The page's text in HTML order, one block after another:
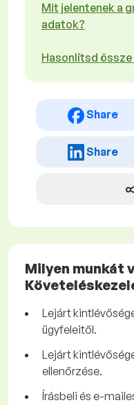
Mit jelentenek a
adatok?
Hasonlítsd
Share
Share
Milyen munkát
Lejárt
ügyfeleitől.
Lejárt
ellenőrzése.
Írásbeli és e-